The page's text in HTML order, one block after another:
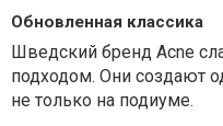
Обновленная классика
Шведский бренд Acne
подходом. Они создают
не только на подиуме.